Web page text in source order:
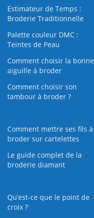
Estimateur de Temps :
Broderie Traditionnelle
Palette couleur DMC :
Teintes de Peau
Comment choisir la bonne
aiguille à broder
Comment choisir son
tambour à broder ?
Comment mettre ses fils à
broder sur cartelettes
Le guide complet de la
broderie diamant
Qu’est-ce que le point de
croix ?